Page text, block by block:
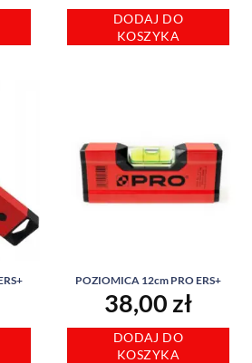
DODAJ DO
KOSZYKA
POZIOMICA 12cm PRO ERS+
38,00 zł
DODAJ DO
KOSZYKA